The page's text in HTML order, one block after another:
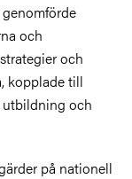
och
och
kopplade till
utbildning och
på nationell